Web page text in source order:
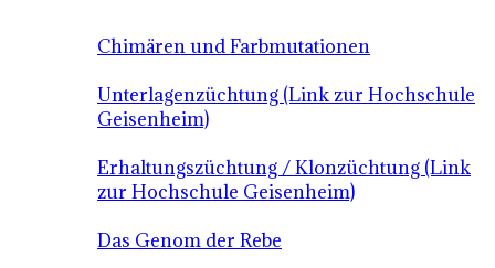
Chimären und Farbmutationen
Unterlagenzüchtung (Link zur Hochschule
Geisenheim)
Erhaltungszüchtung / Klonzüchtung (Link
zur Hochschule Geisenheim)
Das Genom der Rebe